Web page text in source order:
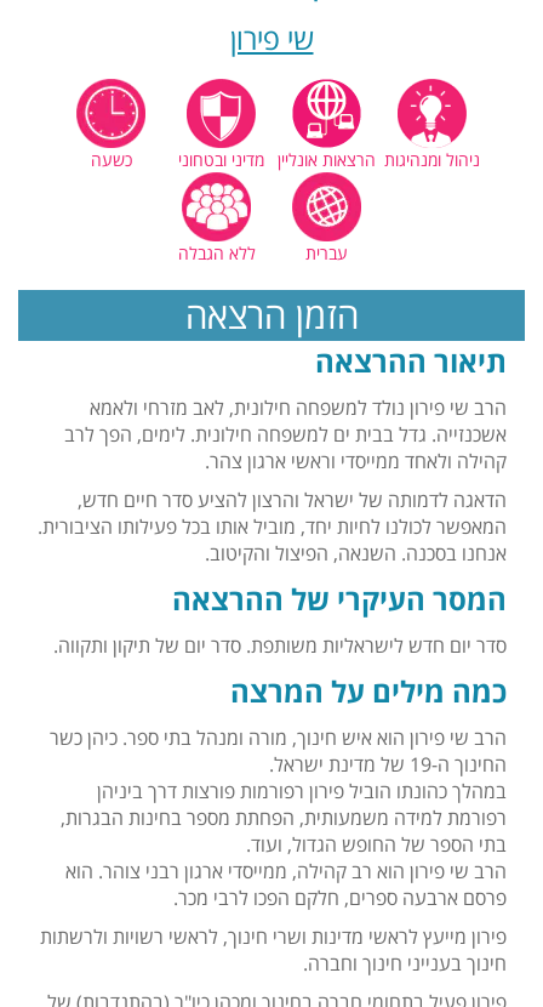
שי פירון
ניהול ומנהיגות הרצאות אונליין מדיני ובטחוני כשעה
עברית ללא הגבלה
הזמן הרצאה
תיאור ההרצאה
הרב שי פירון נולד למשפחה חילונית, לאב מזרחי ולאמא
אשכנזייה. גדל בבית ים למשפחה חילונית. לימים, הפך לרב
קהילה ולאחד ממייסדי וראשי ארגון צהר.
הדאגה לדמותה של ישראל והרצון להציע סדר חיים חדש,
המאפשר לכולנו לחיות יחד, מוביל אותו בכל פעילותו הציבורית.
אנחנו בסכנה. השנאה, הפיצול והקיטוב.
המסר העיקרי של ההרצאה
סדר יום חדש לישראליות משותפת. סדר יום של תיקון ותקווה.
כמה מילים על המרצה
הרב שי פירון הוא איש חינוך, מורה ומנהל בתי ספר. כיהן כשר
החינוך ה-19 של מדינת ישראל.
במהלך כהונתו הוביל פירון רפורמות פורצות דרך ביניהן
רפורמת למידה משמעותית, הפחתת מספר בחינות הבגרות,
בתי הספר של החופש הגדול, ועוד.
הרב שי פירון הוא רב קהילה, ממייסדי ארגון רבני צוהר. הוא
פרסם ארבעה ספרים, חלקם הפכו לרבי מכר.
פירון מייעץ לראשי מדינות ושרי חינוך, לראשי רשויות ולרשתות
חינוך בענייני חינוך וחברה.